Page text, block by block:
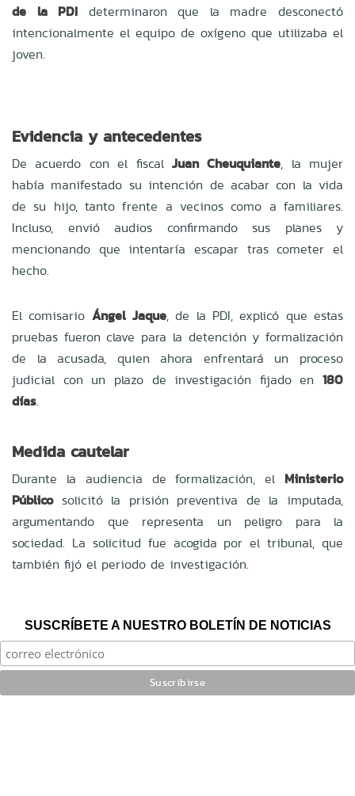
de la PDI determinaron que la madre desconectó
intencionalmente el equipo de oxígeno que utilizaba el
joven.
Evidencia y antecedentes
De acuerdo con el fiscal Juan Cheuquiante, la mujer
había manifestado su intención de acabar con la vida
de su hijo, tanto frente a vecinos como a familiares.
Incluso, envió audios confirmando sus planes y
mencionando que intentaría escapar tras cometer el
hecho.
El comisario Ángel Jaque, de la PDI, explicó que estas
pruebas fueron clave para la detención y formalización
de la acusada, quien ahora enfrentará un proceso
judicial con un plazo de investigación fijado en 180
días.
Medida cautelar
Durante la audiencia de formalización, el Ministerio
Públicosolicitó la prisión preventiva de la imputada,
argumentando que representa un peligro para la
sociedad. La solicitud fue acogida por el tribunal, que
también fijó el periodo de investigación.
SUSCRÍBETE A NUESTRO BOLETÍN DE NOTICIAS